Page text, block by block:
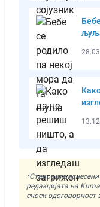
*Ставовите
редакцијата на
сноси одоговорност